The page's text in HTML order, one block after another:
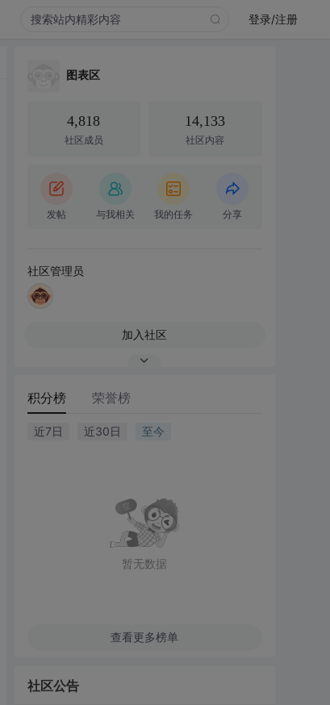
登录/注册
图表区
4,818
社区成员
14,133
社区内容
发帖 与我相关 我的任务 分享
社区管理员
加入社区
积分榜 荣誉榜
近7日 近30日 至今
暂无数据
查看更多榜单
社区公告